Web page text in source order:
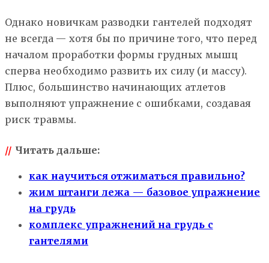
Однако новичкам разводки гантелей подходят
не всегда — хотя бы по причине того, что перед
началом проработки формы грудных мышц
сперва необходимо развить их силу (и массу).
Плюс, большинство начинающих атлетов
выполняют упражнение с ошибками, создавая
риск травмы.
// Читать дальше:
как научиться отжиматься правильно?
жим штанги лежа — базовое упражнение
на грудь
комплекс упражнений на грудь с
гантелями